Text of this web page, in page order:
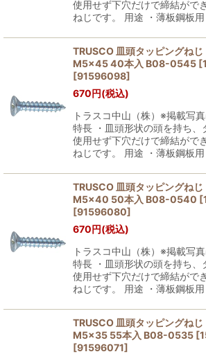
使用せず下穴だけで締結がで
ねじです。 用途 ・薄板鋼板
TRUSCO 皿頭タッピングねじ
M5×45 40本入 B08-0545
[91596098]
670円(税込)
トラスコ中山（株）※掲載写
特長 ・皿頭形状の頭を持ち、
使用せず下穴だけで締結がで
ねじです。 用途 ・薄板鋼板
TRUSCO 皿頭タッピングねじ
M5×40 50本入 B08-0540
[91596080]
670円(税込)
トラスコ中山（株）※掲載写
特長 ・皿頭形状の頭を持ち、
使用せず下穴だけで締結がで
ねじです。 用途 ・薄板鋼板
TRUSCO 皿頭タッピングねじ
M5×35 55本入 B08-0535
[91596071]